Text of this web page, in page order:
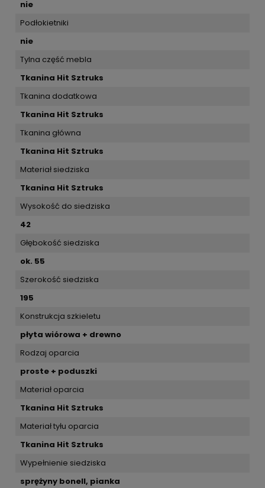
nie
Podłokietniki
nie
Tylna część mebla
Tkanina Hit Sztruks
Tkanina dodatkowa
Tkanina Hit Sztruks
Tkanina główna
Tkanina Hit Sztruks
Materiał siedziska
Tkanina Hit Sztruks
Wysokość do siedziska
42
Głębokość siedziska
ok. 55
Szerokość siedziska
195
Konstrukcja szkieletu
płyta wiórowa + drewno
Rodzaj oparcia
proste + poduszki
Materiał oparcia
Tkanina Hit Sztruks
Materiał tyłu oparcia
Tkanina Hit Sztruks
Wypełnienie siedziska
sprężyny bonell, pianka